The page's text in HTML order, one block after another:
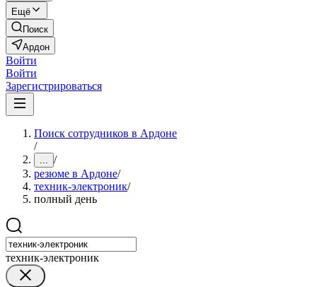
Ещё
Поиск
Ардон
Войти
Войти
Зарегистрироваться
Поиск сотрудников в Ардоне
/
... /
резюме в Ардоне/
техник-электроник/
полный день
техник-электроник